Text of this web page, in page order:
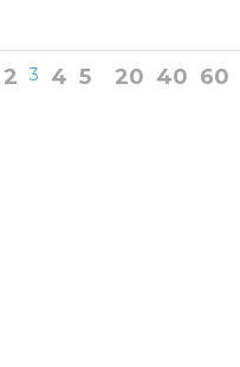
2 3 4 5 20 40 60